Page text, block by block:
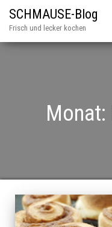
SCHMAUSE-Blog
Frisch und lecker kochen
Monat: